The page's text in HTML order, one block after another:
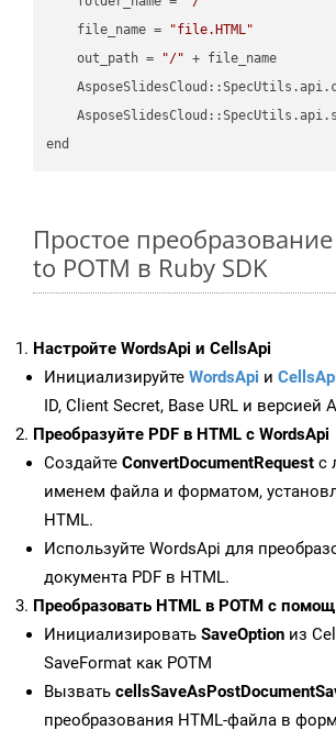
    file_name =
"file.HTML"
    out_path =
"/" + file_name
Простое преобразование
to POTM в Ruby SDK
Настройте WordsApi и CellsApi
Инициализируйте WordsApi и
ID, Client Secret, Base URL и версией
Преобразуйте PDF в HTML с WordsApi
Создайте ConvertDocumentRequest с
именем файла и форматом,
HTML.
Используйте WordsApi для
документа PDF в HTML.
Преобразовать HTML в POTM с
Инициализировать SaveOption из
SaveFormat как POTM
Вызвать
преобразования HTML-файла в